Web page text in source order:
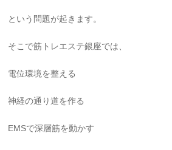
という問題が起きます。
そこで筋トレエステ銀座では、
電位環境を整える
神経の通り道を作る
EMSで深層筋を動かす